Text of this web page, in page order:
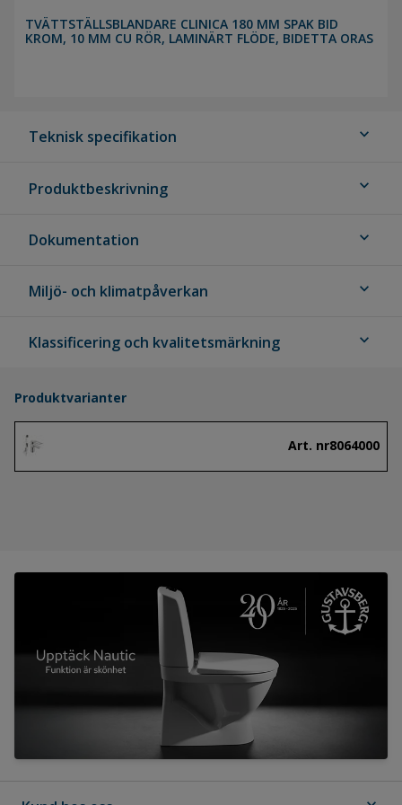
TVÄTTSTÄLLSBLANDARE CLINICA 180 MM SPAK BID
KROM, 10 MM CU RÖR, LAMINÄRT FLÖDE, BIDETTA ORAS
Teknisk specifikation expand_more
Produktbeskrivning expand_more
Dokumentation expand_more
Miljö- och klimatpåverkan expand_more
Klassificering och kvalitetsmärkning expand_more
Produktvarianter
Art. nr8064000